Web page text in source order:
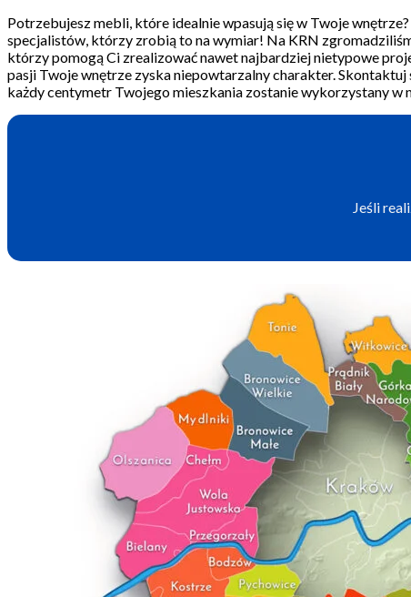
Potrzebujesz mebli, które idealnie wpasują się w Twoje
specjalistów, którzy zrobią to na wymiar! Na KRN
którzy pomogą Ci zrealizować nawet najbardziej nietypowe
pasji Twoje wnętrze zyska niepowtarzalny charakter.
każdy centymetr Twojego mieszkania zostanie wykorzystany w
Jeśli